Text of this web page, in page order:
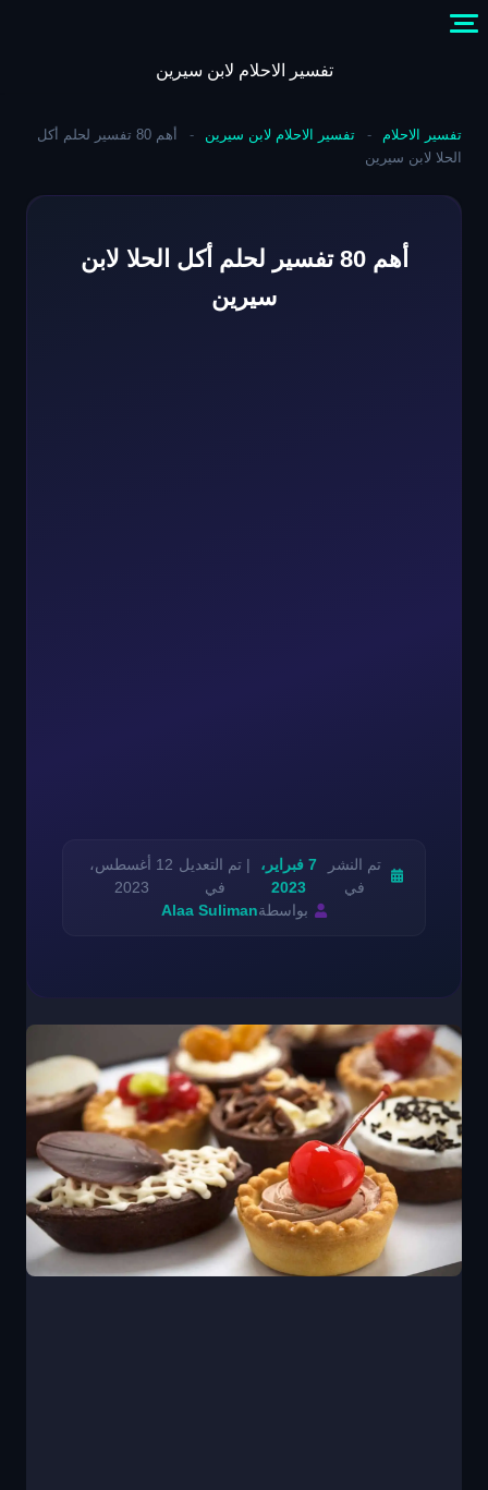
content
تفسير الاحلام لابن سيرين
تفسير الاحلام - تفسير الاحلام لابن سيرين -
أهم 80 تفسير لحلم أكل
الحلا لابن سيرين
أهم 80 تفسير لحلم أكل الحلا لابن
سيرين
تم النشر
في
7 فبراير،
2023
| تم التعديل
في
12 أغسطس،
2023
بواسطةAlaa Suliman